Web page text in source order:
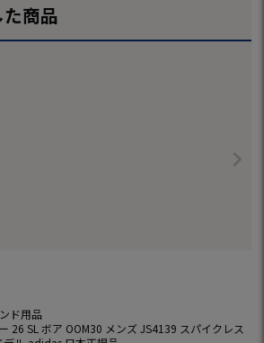
商品
ド用品
26 SL ボア OOM30 メンズ JS4139 スパイクレス